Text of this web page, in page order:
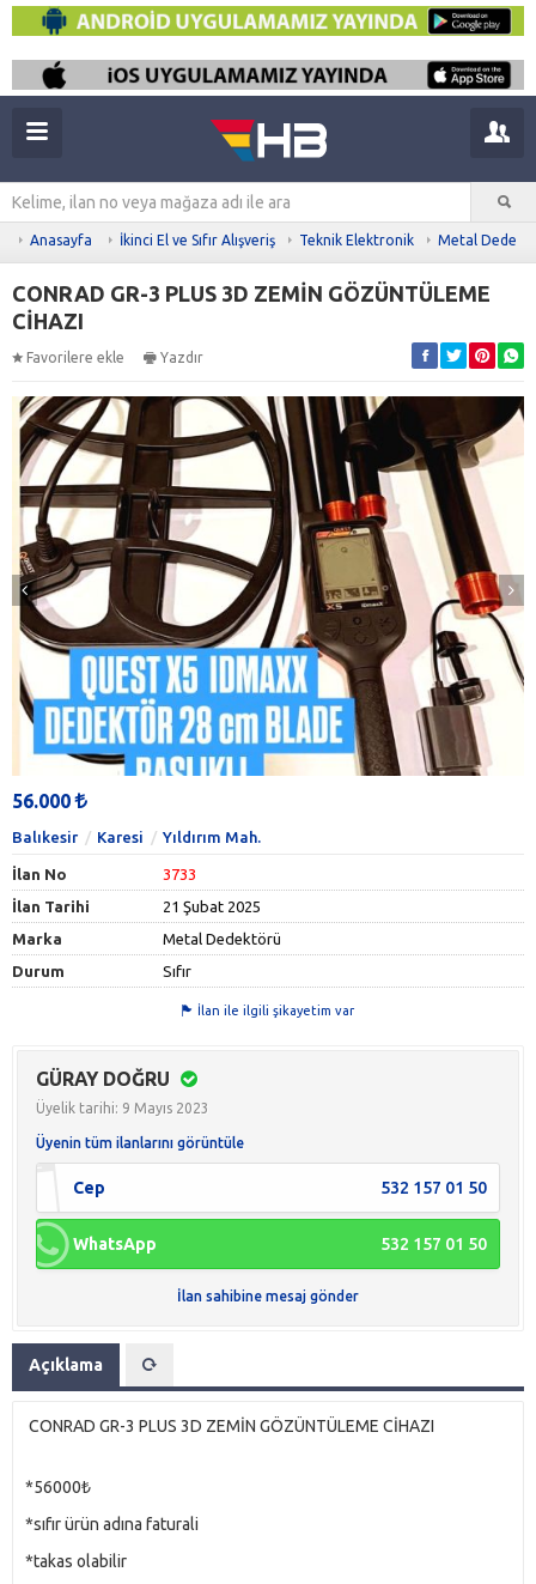
Anasayfa İkinci El ve Sıfır Alışveriş Teknik Elektronik Metal
CONRAD GR-3 PLUS 3D ZEMİN GÖZÜNTÜLEME
CİHAZI
Favorilere ekle Yazdır
56.000
Balıkesir Karesi Yıldırım Mah.
İlan No
3733
İlan Tarihi
21 Şubat 2025
Marka
Metal Dedektörü
Durum
Sıfır
İlan ile ilgili şikayetim var
GÜRAY DOĞRU
Üyelik tarihi: 9 Mayıs 2023
Üyenin tüm ilanlarını görüntüle
Cep 532 157 01 50
WhatsApp 532 157 01 50
İlan sahibine mesaj gönder
Açıklama
CONRAD GR-3 PLUS 3D ZEMİN GÖZÜNTÜLEME CİHAZI
*56000₺
*sıfır ürün adına faturali
*takas olabilir